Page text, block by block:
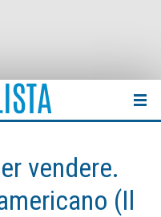
vendere.
(Il